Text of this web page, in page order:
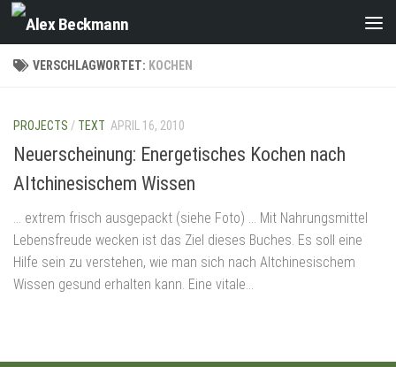
Zum Inhalt springen
VERSCHLAGWORTET: KOCHEN
PROJECTS / TEXT APRIL 16, 2010
Neuerscheinung: Energetisches Kochen nach
Altchinesischem Wissen
… extrem frisch ausgepackt (siehe Foto) … Mit Nahrungsmittel
Lebensfreude wecken ist das Ziel dieses Buches. Es soll eine
Hilfe sein zu verstehen, wie man sich nach Altchinesischem
Wissen gesund erhalten kann. Eine vitale...